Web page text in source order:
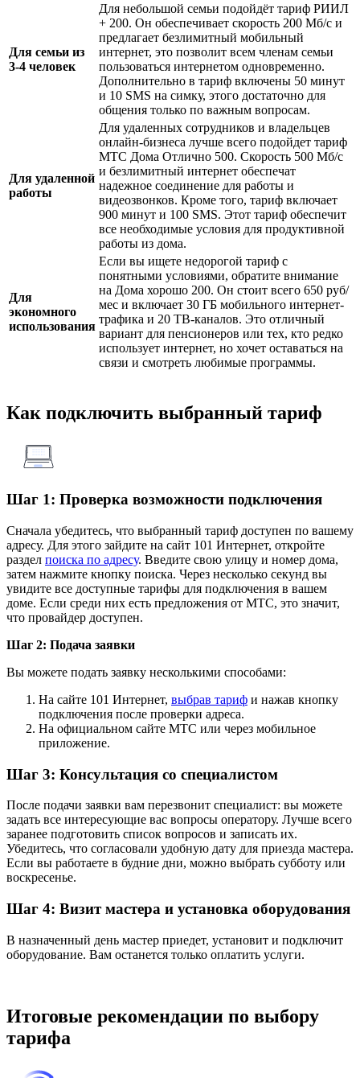
Для семьи из
3-4 человек
Для небольшой семьи подойдёт тариф РИИЛ
+ 200. Он обеспечивает скорость 200 Мб/с и
предлагает безлимитный мобильный
интернет, это позволит всем членам семьи
пользоваться интернетом одновременно.
Дополнительно в тариф включены 50 минут
и 10 SMS на симку, этого достаточно для
общения только по важным вопросам.
Для удаленной
работы
Для удаленных сотрудников и владельцев
онлайн-бизнеса лучше всего подойдет тариф
МТС Дома Отлично 500. Скорость 500 Мб/с
и безлимитный интернет обеспечат
надежное соединение для работы и
видеозвонков. Кроме того, тариф включает
900 минут и 100 SMS. Этот тариф обеспечит
все необходимые условия для продуктивной
работы из дома.
Для
экономного
использования
Если вы ищете недорогой тариф с
понятными условиями, обратите внимание
на Дома хорошо 200. Он стоит всего 650 руб/
мес и включает 30 ГБ мобильного интернет-
трафика и 20 ТВ-каналов. Это отличный
вариант для пенсионеров или тех, кто редко
использует интернет, но хочет оставаться на
связи и смотреть любимые программы.
Как подключить выбранный тариф
Шаг 1: Проверка возможности подключения
Сначала убедитесь, что выбранный тариф доступен по вашему
адресу. Для этого зайдите на сайт 101 Интернет, откройте
раздел поиска по адресу. Введите свою улицу и номер дома,
затем нажмите кнопку поиска. Через несколько секунд вы
увидите все доступные тарифы для подключения в вашем
доме. Если среди них есть предложения от МТС, это значит,
что провайдер доступен.
Шаг 2: Подача заявки
Вы можете подать заявку несколькими способами:
На сайте 101 Интернет, выбрав тариф и нажав кнопку
подключения после проверки адреса.
На официальном сайте МТС или через мобильное
приложение.
Шаг 3: Консультация со специалистом
После подачи заявки вам перезвонит специалист: вы можете
задать все интересующие вас вопросы оператору. Лучше всего
заранее подготовить список вопросов и записать их.
Убедитесь, что согласовали удобную дату для приезда мастера.
Если вы работаете в будние дни, можно выбрать субботу или
воскресенье.
Шаг 4: Визит мастера и установка оборудования
В назначенный день мастер приедет, установит и подключит
оборудование. Вам останется только оплатить услуги.
Итоговые рекомендации по выбору
тарифа